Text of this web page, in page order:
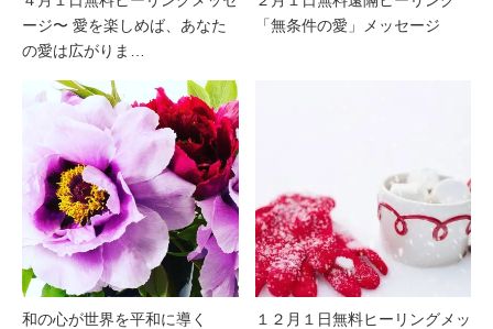
ージ〜 愛を楽しめば、あなた
の愛は広がりま…
「無条件の愛」メッセージ
和の心が世界を平和に導く
１２月１日無料ヒーリングメッ